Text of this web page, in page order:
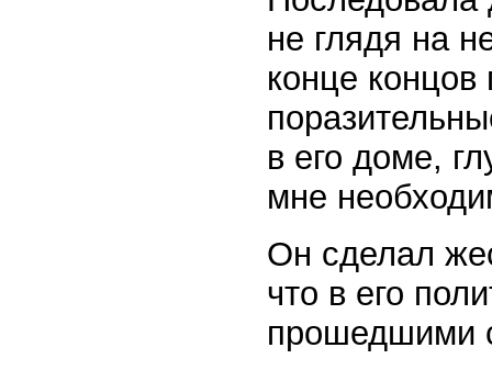
не глядя на
конце концов
в его доме,
мне
Он сделал
что в его
прошедшими